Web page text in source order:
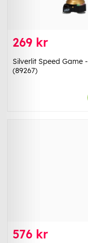
269 kr
Silverlit Speed Game -
(89267)
576 kr